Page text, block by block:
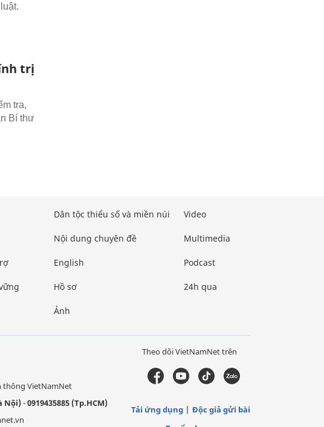
trị
tra,
Bí thư
Dân tộc thiểu số và miền núi
Nội dung chuyên đề
English
Hồ sơ
Ảnh
Video
Multimedia
Podcast
24h qua
thông VietNamNet
Nội)-0919435885 (Tp.HCM)
Theo dõi VietNamNet trên
Tải ứng dụng
Độc giả gửi bài